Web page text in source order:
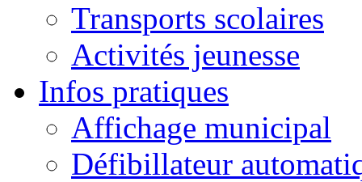
Transports scolaires
Activités jeunesse
Infos pratiques
Affichage municipal
Défibillateur